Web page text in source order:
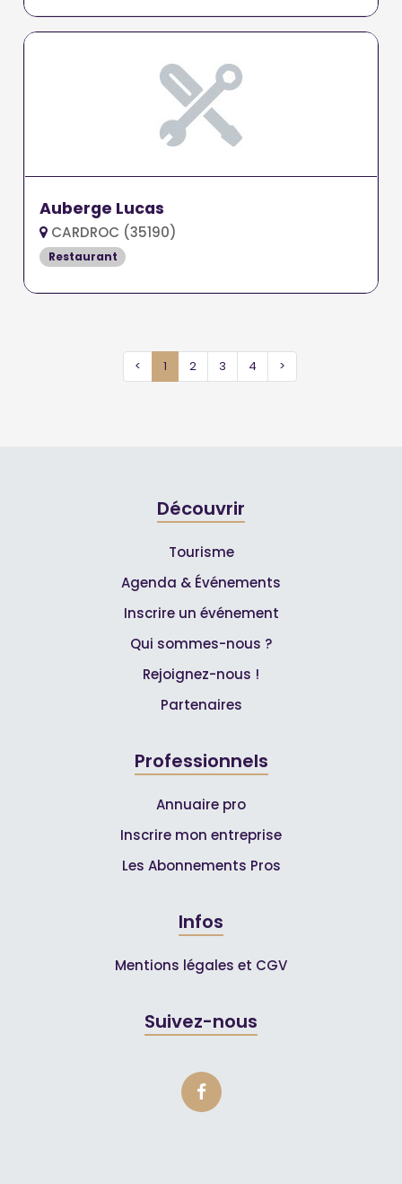
Auberge Lucas
CARDROC (35190)
Restaurant
< 1 2 3 4 >
Découvrir
Tourisme
Agenda & Événements
Inscrire un événement
Qui sommes-nous ?
Rejoignez-nous !
Partenaires
Professionnels
Annuaire pro
Inscrire mon entreprise
Les Abonnements Pros
Infos
Mentions légales et CGV
Suivez-nous